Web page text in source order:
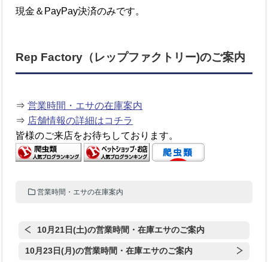
現金＆PayPay決済のみです。
Rep Factory（レップファクトリー)のご案内
⇒営業時間・エサの在庫案内
⇒ 店舗情報の詳細はコチラ
皆様のご来店をお待ちしております。
営業時間・エサの在庫案内
10月21日(土)の営業時間・在庫エサのご案内
10月23日(月)の営業時間・在庫エサのご案内